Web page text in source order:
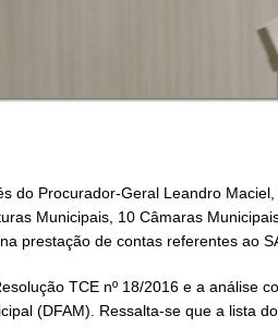
do Procurador-Geral Leandro
Municipais, 10 Câmaras
prestação de contas referentes ao
TCE nº 18/2016 e a análise
(DFAM). Ressalta-se que a lista